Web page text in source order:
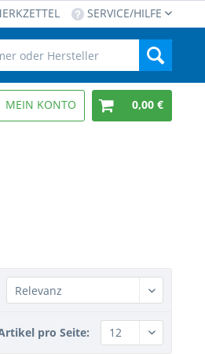
SERVICE/HILFE
MEIN KONTO 0,00 €
pro Seite: